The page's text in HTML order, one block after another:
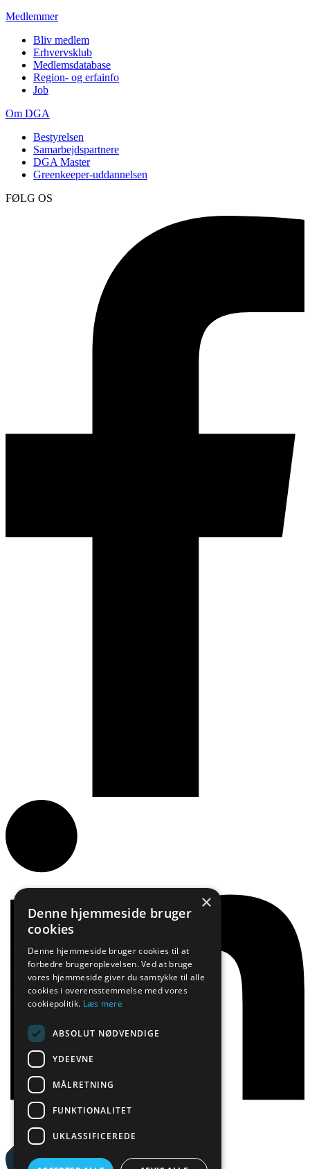
Medlemmer
Bliv medlem
Erhvervsklub
Medlemsdatabase
Region- og erfainfo
Job
Om DGA
Bestyrelsen
Samarbejdspartnere
DGA Master
Greenkeeper-uddannelsen
FØLG OS
×
Denne hjemmeside bruger
cookies
Denne hjemmeside bruger cookies til at
forbedre brugeroplevelsen. Ved at bruge
vores hjemmeside giver du samtykke til alle
cookies i overensstemmelse med vores
cookiepolitik. Læs mere
ABSOLUT NØDVENDIGE
YDEEVNE
MÅLRETNING
FUNKTIONALITET
UKLASSIFICEREDE